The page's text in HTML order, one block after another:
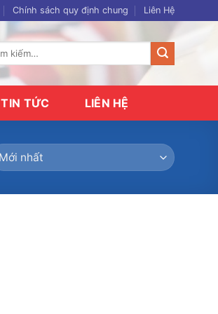
Chính sách quy định chung Liên Hệ
TIN TỨC LIÊN HỆ